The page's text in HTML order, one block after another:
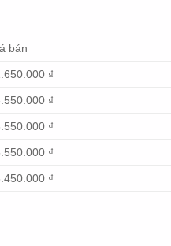
bán
₫
₫
₫
₫
₫